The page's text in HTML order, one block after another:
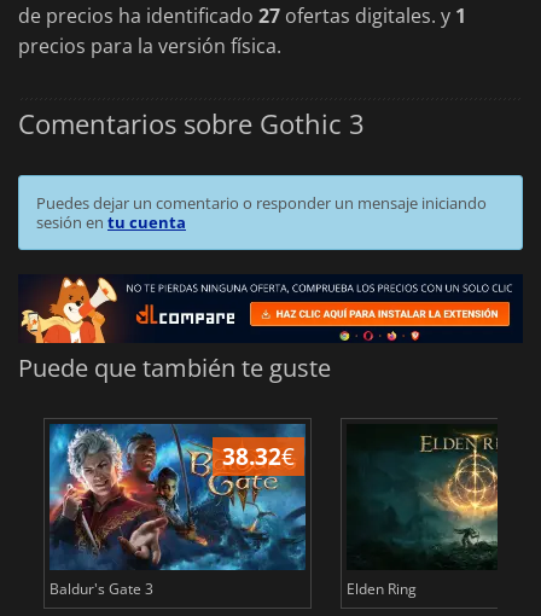
de precios ha identificado 27 ofertas digitales. y 1
precios para la versión física.
Comentarios sobre Gothic 3
Puedes dejar un comentario o responder un mensaje iniciando
sesión en tu cuenta
Puede que también te guste
38.32€
Baldur's Gate 3 Elden Ring